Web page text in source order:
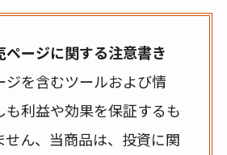
ページに関する注意書き
ジを含むツールおよび情
利益や効果を保証するも
せん、当商品は、投資に関